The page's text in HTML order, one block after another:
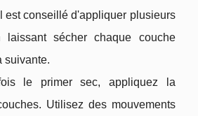
est conseillé d'appliquer plusieurs
laissant sécher chaque couche
suivante.
le primer sec, appliquez la
Utilisez des mouvements